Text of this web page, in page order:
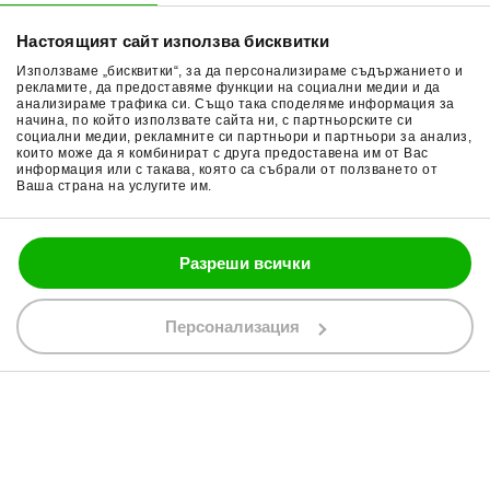
Настоящият сайт използва бисквитки
Използваме „бисквитки“, за да персонализираме съдържанието и
рекламите, да предоставяме функции на социални медии и да
анализираме трафика си. Също така споделяме информация за
начина, по който използвате сайта ни, с партньорските си
социални медии, рекламните си партньори и партньори за анализ,
които може да я комбинират с друга предоставена им от Вас
информация или с такава, която са събрали от ползването от
Ваша страна на услугите им.
Разреши всички
Персонализация
Начини плащане
Връщане на стока
Общи условия
Поверителност
Политика за бисквитки
Гуми за мотор
Очила за мотор
Раници за мотор
Ръкавици за мотор
Части за мотор
088 200 7002
shop@bobimx.com